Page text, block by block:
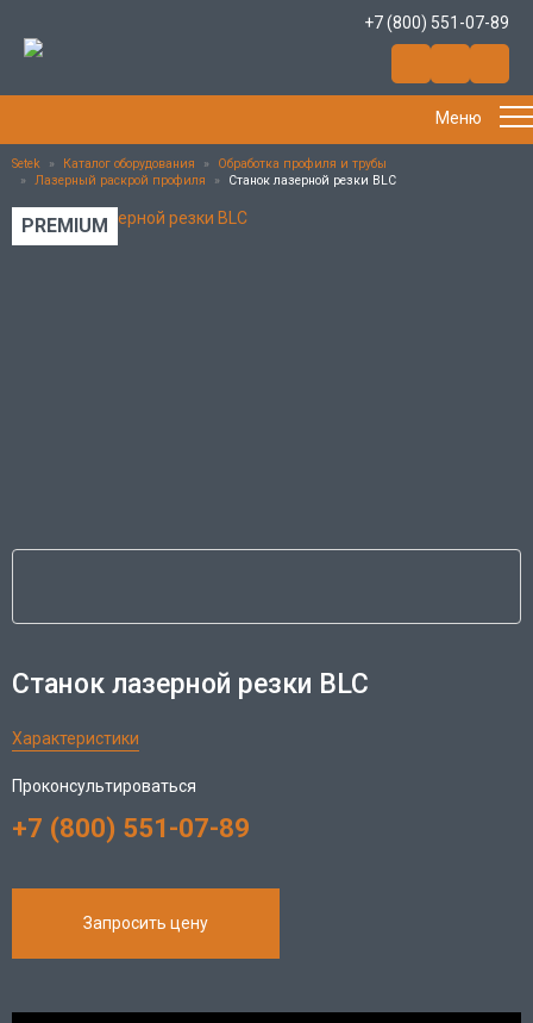
+7 (800) 551-07-89
Меню
Setek » Каталог оборудования »
Обработка профиля и трубы
»
Лазерный раскрой профиля » Станок лазерной резки BLC
PREMIUM
Станок лазерной резки BLC
Характеристики
Проконсультироваться
+7 (800) 551-07-89
Запросить цену